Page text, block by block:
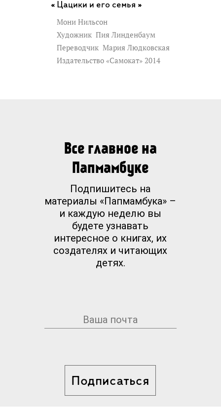
Цацики и его семья »
Мони Нильсон
Художник Пия Линденбаум
Переводчик Мария Людковская
Издательство «Самокат» 2014
Все главное на
Папмамбуке
Подпишитесь на
материалы «Папмамбука» –
и каждую неделю вы
будете узнавать
интересное о книгах, их
создателях и читающих
детях.
Подписаться